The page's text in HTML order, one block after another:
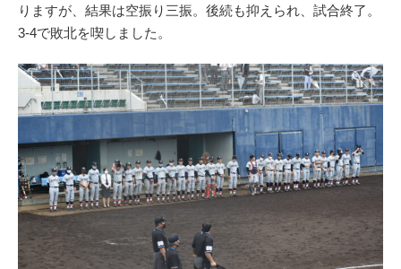
りますが、結果は空振り三振。後続も抑えられ、試合終了。
3-4で敗北を喫しました。